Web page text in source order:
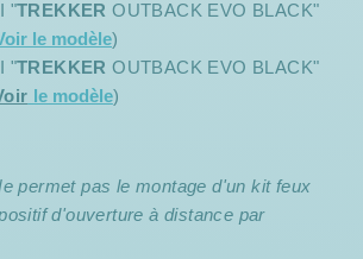
"TREKKER OUTBACK EVO BLACK"
le modèle)
"TREKKER OUTBACK EVO BLACK"
le modèle)
permet pas le montage d'un kit feux
d'ouverture à distance par